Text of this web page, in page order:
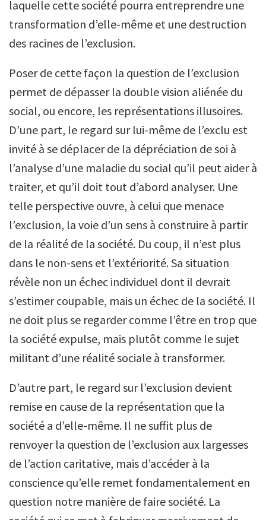
laquelle cette société pourra entreprendre une
transformation d’elle-même et une destruction
des racines de l’exclusion.
Poser de cette façon la question de l’exclusion
permet de dépasser la double vision aliénée du
social, ou encore, les représentations illusoires.
D’une part, le regard sur lui-même de l’exclu est
invité à se déplacer de la dépréciation de soi à
l’analyse d’une maladie du social qu’il peut aider à
traiter, et qu’il doit tout d’abord analyser. Une
telle perspective ouvre, à celui que menace
l’exclusion, la voie d’un sens à construire à partir
de la réalité de la société. Du coup, il n’est plus
dans le non-sens et l’extériorité. Sa situation
révèle non un échec individuel dont il devrait
s’estimer coupable, mais un échec de la société. Il
ne doit plus se regarder comme l’être en trop que
la société expulse, mais plutôt comme le sujet
militant d’une réalité sociale à transformer.
D’autre part, le regard sur l’exclusion devient
remise en cause de la représentation que la
société a d’elle-même. Il ne suffit plus de
renvoyer la question de l’exclusion aux largesses
de l’action caritative, mais d’accéder à la
conscience qu’elle remet fondamentalement en
question notre manière de faire société. La